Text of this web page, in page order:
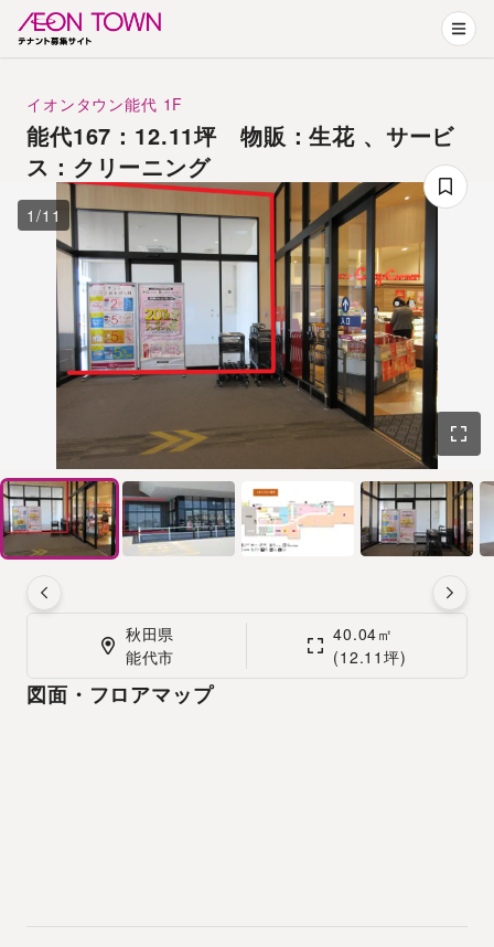
イオンタウン能代 1F
能代167：12.11坪 物販：生花 、サービ
ス：クリーニング
1 /11
秋田県
能代市
40.04㎡
(12.11坪)
図面・フロアマップ